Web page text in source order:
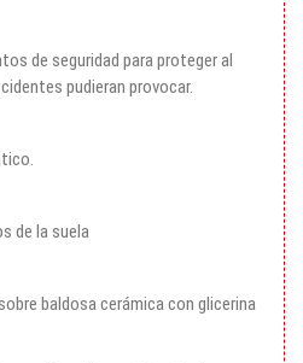
de seguridad para proteger al
pudieran provocar.
de la suela
baldosa cerámica con glicerina